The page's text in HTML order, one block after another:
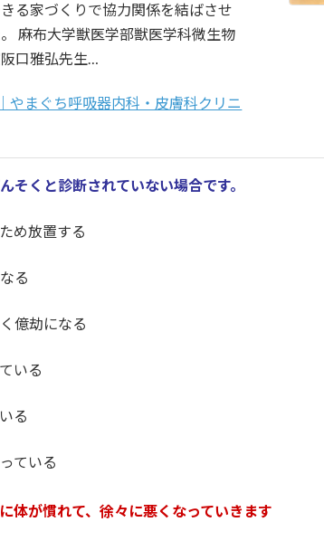
る家づくりで協力関係を結ばさせ
麻布大学獣医学部獣医学科微生物
口雅弘先生…
やまぐち呼吸器内科・皮膚科クリニ
そくと診断されていない場合です。
め放置する
る
億劫になる
いる
る
ている
体が慣れて、徐々に悪くなっていきます